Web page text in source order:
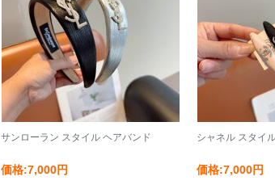
サンローラン スタイル ヘアバンド
価格:7,000円
シャネル スタイ
価格:7,000円